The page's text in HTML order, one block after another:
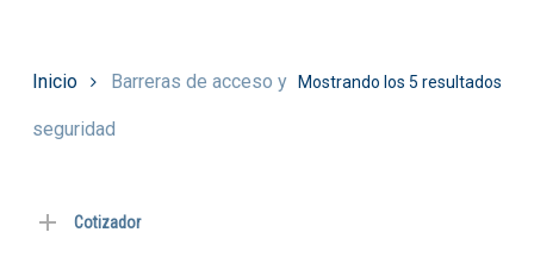
Mostrando los 5 resultados
Inicio Barreras de acceso y
seguridad
Cotizador